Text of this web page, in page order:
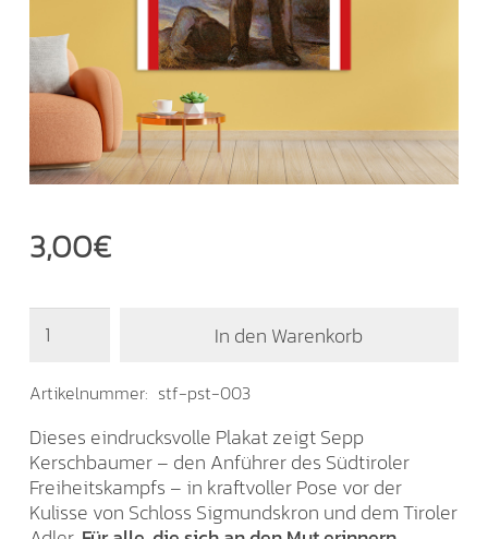
3,00€
"Sepp
Menge
In den Warenkorb
Artikelnummer: stf-pst-003
Dieses eindrucksvolle Plakat zeigt Sepp
Kerschbaumer – den Anführer des Südtiroler
Freiheitskampfs – in kraftvoller Pose vor der
Kulisse von Schloss Sigmundskron und dem Tiroler